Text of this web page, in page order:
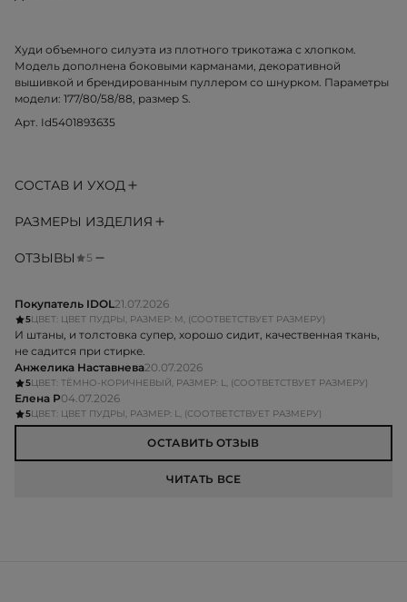
Худи объемного силуэта из плотного трикотажа с хлопком.
Модель дополнена боковыми карманами, декоративной
вышивкой и брендированным пуллером со шнурком. Параметры
модели: 177/80/58/88, размер S.
Арт. Id5401893635
СОСТАВ И УХОД
РАЗМЕРЫ ИЗДЕЛИЯ
ОТЗЫВЫ 5
Покупатель IDOL21.07.2026
5ЦВЕТ: ЦВЕТ ПУДРЫ, РАЗМЕР: M, (СООТВЕТСТВУЕТ РАЗМЕРУ)
И штаны, и толстовка супер, хорошо сидит, качественная ткань,
не садится при стирке.
Анжелика Наставнева20.07.2026
5ЦВЕТ: ТЁМНО-КОРИЧНЕВЫЙ, РАЗМЕР: L, (СООТВЕТСТВУЕТ РАЗМЕРУ)
Елена Р04.07.2026
5ЦВЕТ: ЦВЕТ ПУДРЫ, РАЗМЕР: L, (СООТВЕТСТВУЕТ РАЗМЕРУ)
ОСТАВИТЬ ОТЗЫВ
ЧИТАТЬ ВСЕ